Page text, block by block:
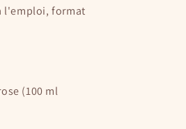
l'emploi, format
(100 ml